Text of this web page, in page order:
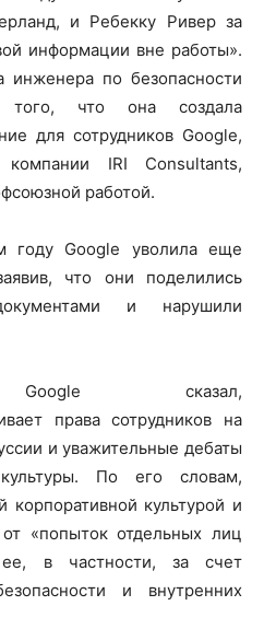
и Ребекку Ривер за
информации вне работы».
инженера по безопасности
того, что она создала
для сотрудников Google,
IRI Consultants,
работой.
году Google уволила еще
что они поделились
и нарушили
Google сказал,
права сотрудников на
и уважительные дебаты
По его словам,
корпоративной культурой и
«попыток отдельных лиц
ее, в частности, за счет
и внутренних